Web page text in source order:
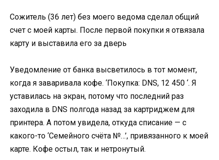
Сожитель (36 лет) без моего ведома сделал общий
счет с моей карты. После первой покупки я отвязала
карту и выставила его за дверь
Уведомление от банка высветилось в тот момент,
когда я заваривала кофе. ‘Покупка: DNS, 12 450 ‘. Я
уставилась на экран, потому что последний раз
заходила в DNS полгода назад за картриджем для
принтера. А потом увидела, откуда списание — с
какого-то ‘Семейного счёта №…’, привязанного к моей
карте. Кофе остыл, так и нетронутый.